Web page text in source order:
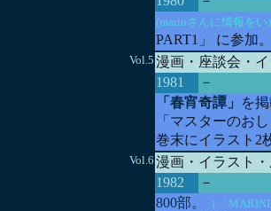
(marinさんに情報を
PART1」 に参加
Vol.5 漫画・座談会・
1981
－
「春宵奇譚」
を
「マスターのお
巻末にイラスト2
Vol.6 漫画・イラスト
1982
－
800部。
（「